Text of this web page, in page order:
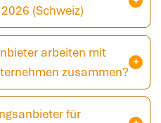
(Schweiz)
arbeiten mit
zusammen?
für